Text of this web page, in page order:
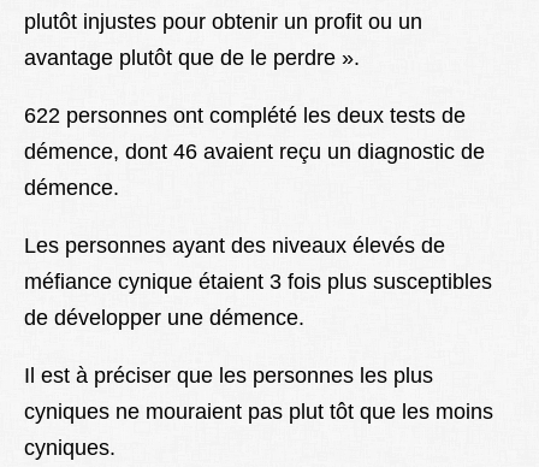
plutôt injustes pour obtenir un profit ou un
avantage plutôt que de le perdre ».
622 personnes ont complété les deux tests de
démence, dont 46 avaient reçu un diagnostic de
démence.
Les personnes ayant des niveaux élevés de
méfiance cynique étaient 3 fois plus susceptibles
de développer une démence.
Il est à préciser que les personnes les plus
cyniques ne mouraient pas plut tôt que les moins
cyniques.